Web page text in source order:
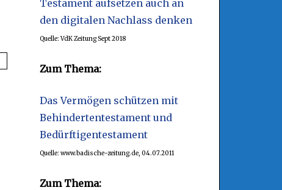
Testament aufsetzen auch an
den digitalen Nachlass denken
Quelle: VdK Zeitung Sept 2018
Zum Thema:
Das Vermögen schützen mit
Behindertentestament und
Bedürftigentestament
Quelle: www.badische-zeitung.de, 04.07.2011
Zum Thema: